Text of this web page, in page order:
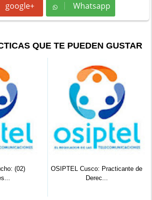
google+ Whatsapp
Whatsapp
QUE TE PUEDEN GUSTAR
(02)
OSIPTEL Cusco: Practicante de
Derec...